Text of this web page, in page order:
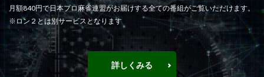
月額840円で日本プロ麻雀連盟がお届けする全ての番組がご覧いただけます。
※ロン２とは別サービスとなります
詳しくみる